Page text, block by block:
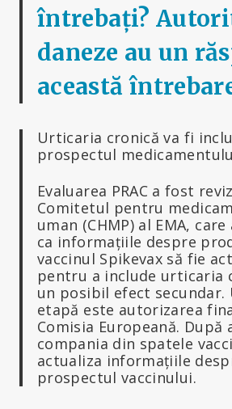
întrebați?
daneze au un
această
Urticaria cronică va fi
prospectul
Evaluarea PRAC a fost
Comitetul pentru
uman (CHMP) al EMA,
ca informațiile despre
vaccinul Spikevax să fie
pentru a include urticaria
un posibil efect secundar.
etapă este autorizarea
Comisia Europeană. După
compania din spatele
actualiza informațiile
prospectul vaccinului.